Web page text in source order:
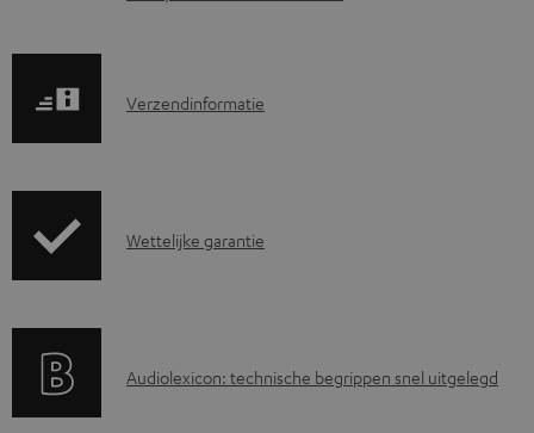
d
u
V
e
n
Verzendinformatie
G
n
Wettelijke garantie
A
Audiolexicon: technische begrippen snel uitgelegd